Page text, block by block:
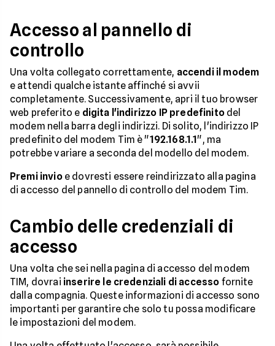
Accesso al pannello di
controllo
Una volta collegato correttamente, accendi il modem
e attendi qualche istante affinché si avvii
completamente. Successivamente, apri il tuo browser
web preferito e digita l'indirizzo IP predefinitodel
modem nella barra degli indirizzi. Di solito, l'indirizzo IP
predefinito del modem Tim è "192.168.1.1", ma
potrebbe variare a seconda del modello del modem.
Premi invioe dovresti essere reindirizzato alla pagina
di accesso del pannello di controllo del modem Tim.
Cambio delle credenziali di
accesso
Una volta che sei nella pagina di accesso del modem
TIM, dovrai inserire le credenziali di accesso fornite
dalla compagnia. Queste informazioni di accesso sono
importanti per garantire che solo tu possa modificare
le impostazioni del modem.